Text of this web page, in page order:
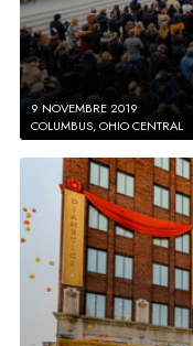
9 NOVEMBRE 2019
COLUMBUS, OHIO CENTRAL